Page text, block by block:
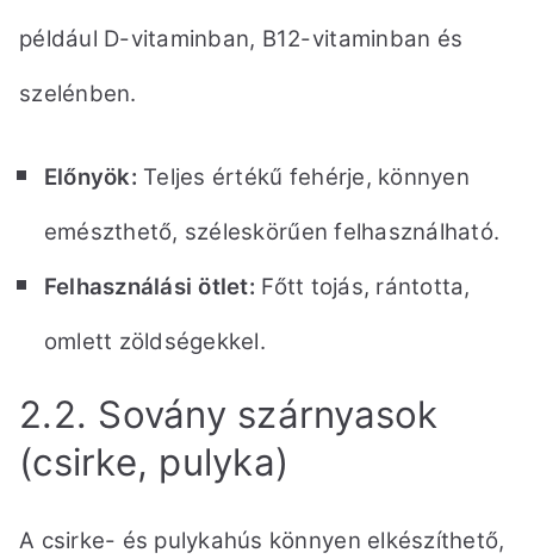
például D-vitaminban, B12-vitaminban és
szelénben.
Előnyök: Teljes értékű fehérje, könnyen
emészthető, széleskörűen felhasználható.
Felhasználási ötlet: Főtt tojás, rántotta,
omlett zöldségekkel.
2.2. Sovány szárnyasok
(csirke, pulyka)
A csirke- és pulykahús könnyen elkészíthető,